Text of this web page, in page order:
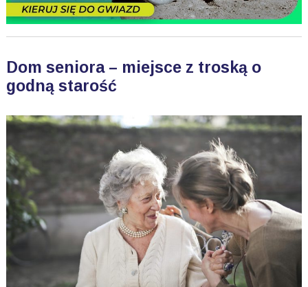
Dom seniora – miejsce z troską o
godną starość